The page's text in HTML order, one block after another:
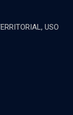
USO